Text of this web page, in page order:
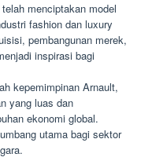
menciptakan model
fashion dan luxury
pembangunan merek,
inspirasi bagi
kepemimpinan Arnault,
yang luas dan
ekonomi global.
utama bagi sektor